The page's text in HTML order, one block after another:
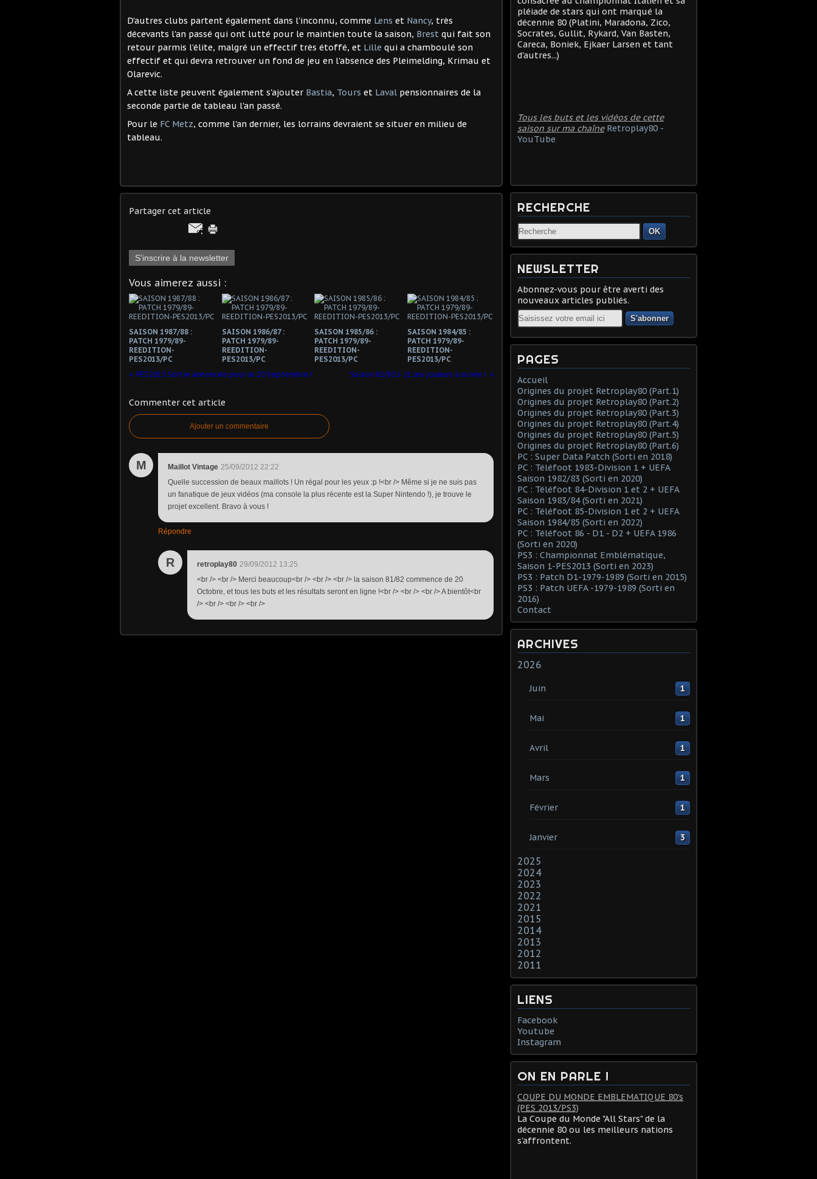
D'autres clubs partent également dans l'inconnu, comme Lens et Nancy, très
décevants l'an passé qui ont lutté pour le maintien toute la saison, Brest qui fait son
retour parmis l'élite, malgré un effectif très étoffé, et Lille qui a chamboulé son
effectif et qui devra retrouver un fond de jeu en l'absence des Pleimelding, Krimau et
Olarevic.
A cette liste peuvent également s'ajouter Bastia, Tours et Laval pensionnaires de la
seconde partie de tableau l'an passé.
Pour le FC Metz, comme l'an dernier, les lorrains devraient se situer en milieu de
tableau.
Partager cet article
S'inscrire à la newsletter
Vous aimerez aussi :
SAISON 1987/88 :
PATCH 1979/89-
REEDITION-
PES2013/PC
SAISON 1986/87 :
PATCH 1979/89-
REEDITION-
PES2013/PC
SAISON 1985/86 :
PATCH 1979/89-
REEDITION-
PES2013/PC
SAISON 1984/85 :
PATCH 1979/89-
REEDITION-
PES2013/PC
PES2013:Sortie annoncée pour le 20 Septembre !
Saison 81/82:J-21,les joueurs à suivre !
Commenter cet article
Ajouter un commentaire
M Maillot Vintage 25/09/2012 22:22
Quelle succession de beaux maillots ! Un régal pour les yeux :p !<br /> Même si je ne suis pas
un fanatique de jeux vidéos (ma console la plus récente est la Super Nintendo !), je trouve le
projet excellent. Bravo à vous !
Répondre
R retroplay80 29/09/2012 13:25
<br /> <br /> Merci beaucoup<br /> <br /> <br /> la saison 81/82 commence de 20
Octobre, et tous les buts et les résultats seront en ligne !<br /> <br /> <br /> A bientôt<br
/> <br /> <br /> <br />
pléiade de stars qui ont marqué la
décennie 80 (Platini, Maradona, Zico,
Socrates, Gullit, Rykard, Van Basten,
Careca, Boniek, Ejkaer Larsen et tant
d'autres...)
Tous les buts et les vidéos de cette
saison sur ma chaîne Retroplay80 -
YouTube
RECHERCHE
OK
NEWSLETTER
Abonnez-vous pour être averti des
nouveaux articles publiés.
Email
PAGES
Accueil
Origines du projet Retroplay80 (Part.1)
Origines du projet Retroplay80 (Part.2)
Origines du projet Retroplay80 (Part.3)
Origines du projet Retroplay80 (Part.4)
Origines du projet Retroplay80 (Part.5)
Origines du projet Retroplay80 (Part.6)
PC : Super Data Patch (Sorti en 2018)
PC : Téléfoot 1983-Division 1 + UEFA
Saison 1982/83 (Sorti en 2020)
PC : Téléfoot 84-Division 1 et 2 + UEFA
Saison 1983/84 (Sorti en 2021)
PC : Téléfoot 85-Division 1 et 2 + UEFA
Saison 1984/85 (Sorti en 2022)
PC : Téléfoot 86 - D1 - D2 + UEFA 1986
(Sorti en 2020)
PS3 : Championnat Emblématique,
Saison 1-PES2013 (Sorti en 2023)
PS3 : Patch D1-1979-1989 (Sorti en 2015)
PS3 : Patch UEFA -1979-1989 (Sorti en
2016)
Contact
ARCHIVES
2026
Juin 1
Mai 1
Avril 1
Mars 1
Février 1
Janvier 3
2025
2024
2023
2022
2021
2015
2014
2013
2012
2011
LIENS
Facebook
Youtube
Instagram
ON EN PARLE !
COUPE DU MONDE EMBLEMATIQUE 80's
(PES 2013/PS3)
La Coupe du Monde "All Stars" de la
décennie 80 ou les meilleurs nations
s'affrontent.